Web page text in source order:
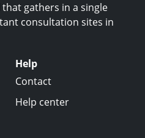
gathers in a single
consultation sites in
Help
Contact
Help center